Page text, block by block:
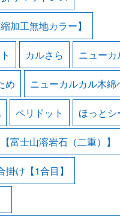
加工無地カラー】
カルさら ニュー
め ニューカルカル木綿
ペリドット ほっとシ
富士山溶岩石（二重）】
掛け【1合目】